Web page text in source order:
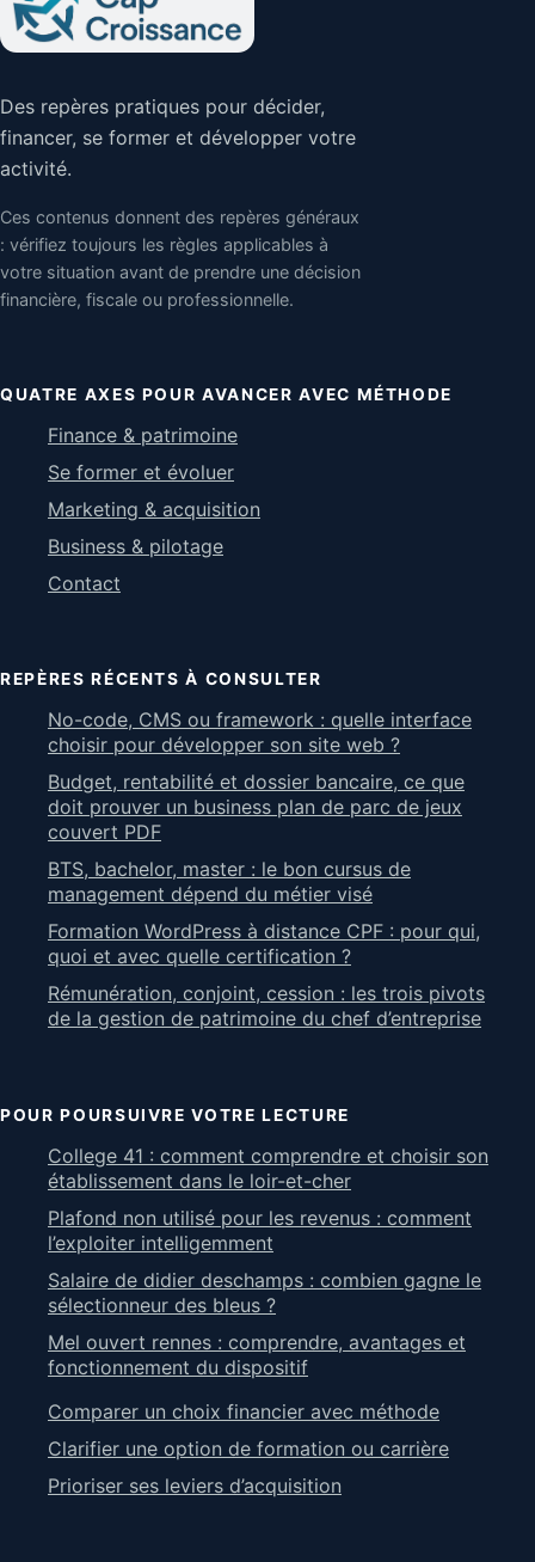
Des repères pratiques pour décider,
financer, se former et développer votre
activité.
Ces contenus donnent des repères généraux
: vérifiez toujours les règles applicables à
votre situation avant de prendre une décision
financière, fiscale ou professionnelle.
QUATRE AXES POUR AVANCER AVEC MÉTHODE
Finance & patrimoine
Se former et évoluer
Marketing & acquisition
Business & pilotage
Contact
REPÈRES RÉCENTS À CONSULTER
No-code, CMS ou framework : quelle interface
choisir pour développer son site web ?
Budget, rentabilité et dossier bancaire, ce que
doit prouver un business plan de parc de jeux
couvert PDF
BTS, bachelor, master : le bon cursus de
management dépend du métier visé
Formation WordPress à distance CPF : pour qui,
quoi et avec quelle certification ?
Rémunération, conjoint, cession : les trois pivots
de la gestion de patrimoine du chef d’entreprise
POUR POURSUIVRE VOTRE LECTURE
College 41 : comment comprendre et choisir son
établissement dans le loir-et-cher
Plafond non utilisé pour les revenus : comment
l’exploiter intelligemment
Salaire de didier deschamps : combien gagne le
sélectionneur des bleus ?
Mel ouvert rennes : comprendre, avantages et
fonctionnement du dispositif
Comparer un choix financier avec méthode
Clarifier une option de formation ou carrière
Prioriser ses leviers d’acquisition